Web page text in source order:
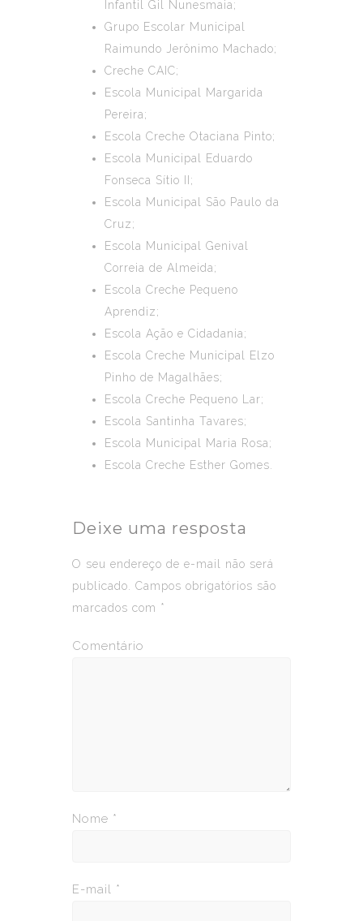
Infantil Gil Nunesmaia;
Grupo Escolar Municipal
Raimundo Jerônimo Machado;
Creche CAIC;
Escola Municipal Margarida
Pereira;
Escola Creche Otaciana Pinto;
Escola Municipal Eduardo
Fonseca Sítio II;
Escola Municipal São Paulo da
Cruz;
Escola Municipal Genival
Correia de Almeida;
Escola Creche Pequeno
Aprendiz;
Escola Ação e Cidadania;
Escola Creche Municipal Elzo
Pinho de Magalhães;
Escola Creche Pequeno Lar;
Escola Santinha Tavares;
Escola Municipal Maria Rosa;
Escola Creche Esther Gomes.
Deixe uma resposta
O seu endereço de e-mail não será
publicado.
Campos obrigatórios são
marcados com *
Comentário
Nome *
E-mail *